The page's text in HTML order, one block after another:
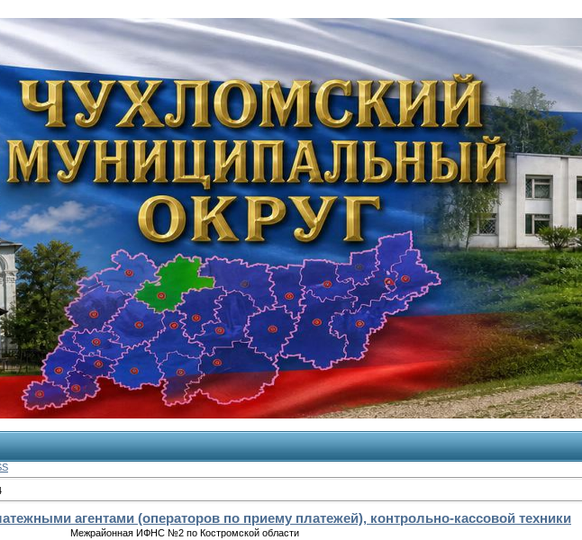
агентами (операторов по приему платежей), контрольно-кассовой техники
Межрайонная ИФНС №2 по Костромской области